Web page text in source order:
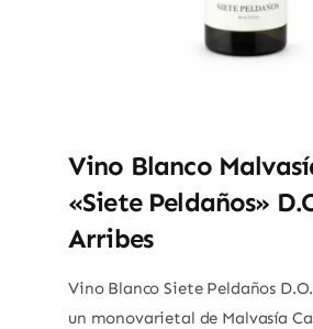
Vino Blanco
«Siete Peldaños»
Arribes
Vino Blanco Siete Peldaños
un monovarietal de Malvasía